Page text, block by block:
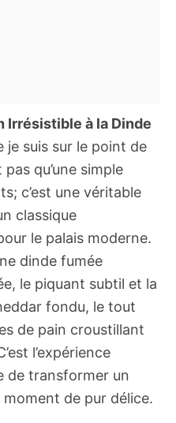
Irrésistible à la Dinde
je suis sur le point de
qu’une simple
c’est une véritable
classique
le palais moderne.
dinde fumée
le piquant subtil et la
fondu, le tout
de pain croustillant
l’expérience
de transformer un
de pur délice.